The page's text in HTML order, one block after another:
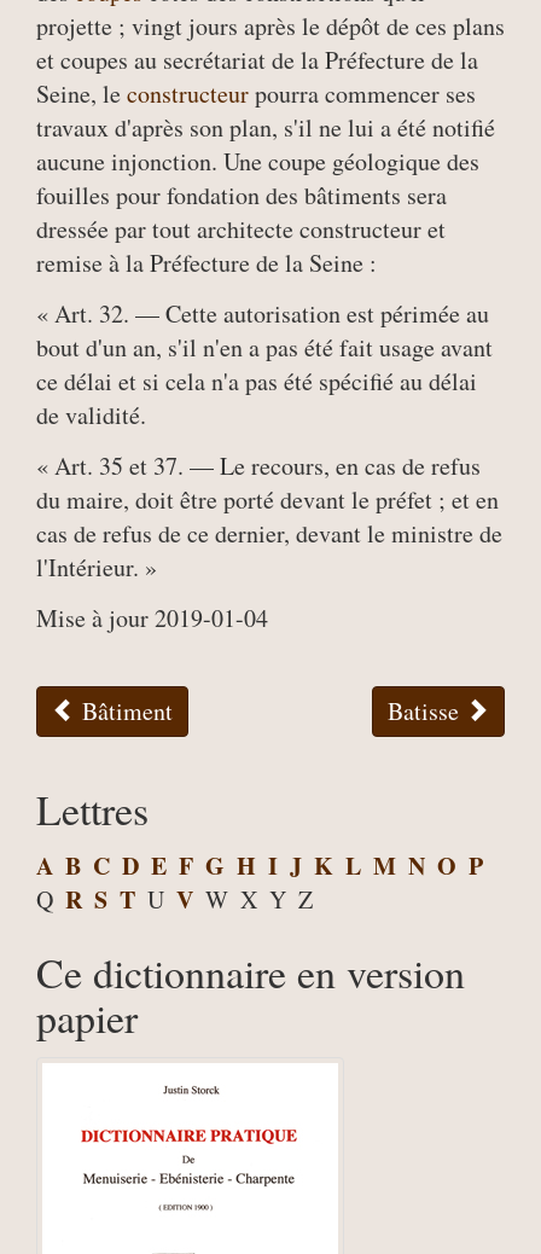
projette ; vingt jours après le dépôt de ces plans
et coupes au secrétariat de la Préfecture de la
Seine, leconstructeurpourra commencer ses
travaux d'après son plan, s'il ne lui a été notifié
aucune injonction. Une coupe géologique des
fouilles pour fondation des bâtiments sera
dressée par tout architecte constructeur et
remise à la Préfecture de la Seine :
« Art. 32. — Cette autorisation est périmée au
bout d'un an, s'il n'en a pas été fait usage avant
ce délai et si cela n'a pas été spécifié au délai
de validité.
« Art. 35 et 37. — Le recours, en cas de refus
du maire, doit être porté devant le préfet ; et en
cas de refus de ce dernier, devant le ministre de
l'Intérieur. »
Mise à jour 2019-01-04
Bâtiment Batisse
Lettres
A B C D E F G H I J K L M N O P
Q R S T U V W X Y Z
Ce dictionnaire en version
papier